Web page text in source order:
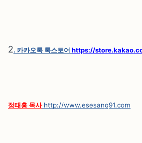
2. 카카오톡 톡스토어 https://
정태홍 목사http://www.esesang91.com